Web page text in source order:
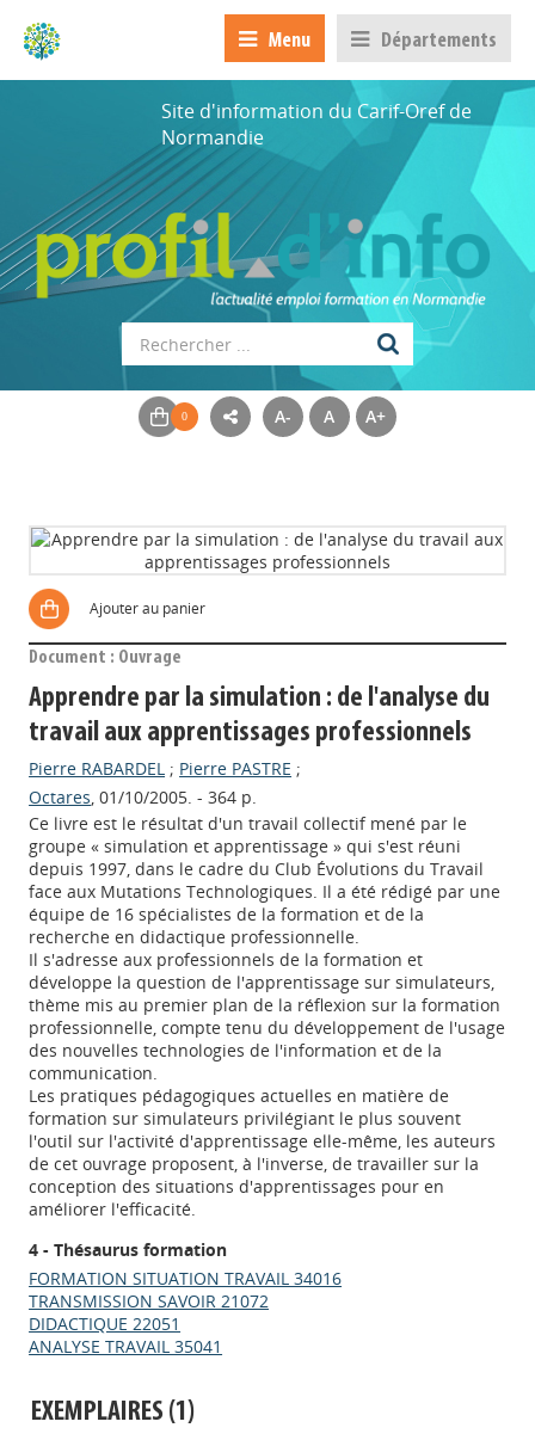
Menu Départements
Site d'information du Carif-Oref de
Normandie
A- A A+
Ajouter au panier
Document : Ouvrage
Apprendre par la simulation : de l'analyse du
travail aux apprentissages professionnels
Pierre RABARDEL ; Pierre PASTRE ;
Octares, 01/10/2005. - 364 p.
Ce livre est le résultat d'un travail collectif mené par le
groupe « simulation et apprentissage » qui s'est réuni
depuis 1997, dans le cadre du Club Évolutions du Travail
face aux Mutations Technologiques. Il a été rédigé par une
équipe de 16 spécialistes de la formation et de la
recherche en didactique professionnelle.
Il s'adresse aux professionnels de la formation et
développe la question de l'apprentissage sur simulateurs,
thème mis au premier plan de la réflexion sur la formation
professionnelle, compte tenu du développement de l'usage
des nouvelles technologies de l'information et de la
communication.
Les pratiques pédagogiques actuelles en matière de
formation sur simulateurs privilégiant le plus souvent
l'outil sur l'activité d'apprentissage elle-même, les auteurs
de cet ouvrage proposent, à l'inverse, de travailler sur la
conception des situations d'apprentissages pour en
améliorer l'efficacité.
4 - Thésaurus formation
FORMATION SITUATION TRAVAIL 34016
TRANSMISSION SAVOIR 21072
DIDACTIQUE 22051
ANALYSE TRAVAIL 35041
EXEMPLAIRES (1)